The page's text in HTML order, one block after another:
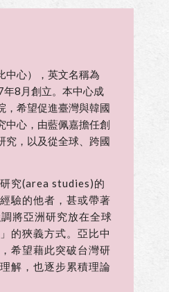
中心），英文名稱為
年8月創立。本中心成
，希望促進臺灣與韓國
中心，由藍佩嘉擔任創
究，以及從全球、跨國
究(area studies)的
驗的他者，甚或帶著
將亞洲研究放在全球
的狹義方式。亞比中
希望藉此突破台灣研
解，也逐步累積理論